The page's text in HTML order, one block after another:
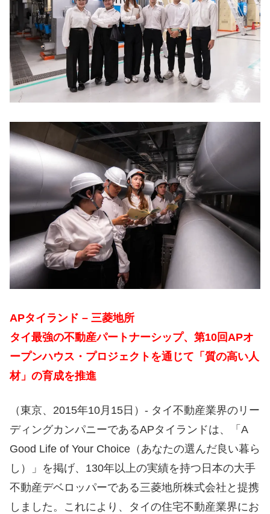
APタイランド – 三菱地所
タイ最強の不動産パートナーシップ、第10回APオ
ープンハウス・プロジェクトを通じて「質の高い人
材」の育成を推進
（東京、2015年10月15日）- タイ不動産業界のリー
ディングカンパニーであるAPタイランドは、「A
Good Life of Your Choice（あなたの選んだ良い暮ら
し）」を掲げ、130年以上の実績を持つ日本の大手
不動産デベロッパーである三菱地所株式会社と提携
しました。これにより、タイの住宅不動産業界にお